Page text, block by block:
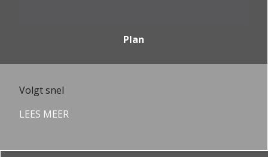
Plan
Volgt snel
LEES MEER